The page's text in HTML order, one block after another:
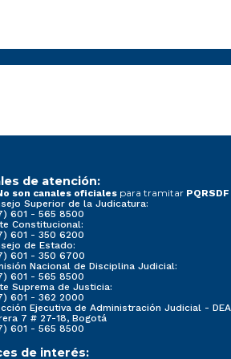
de atención:
son canales oficiales para tramitar PQRSDF
Superior de la Judicatura:
601 - 565 8500
Constitucional:
601 - 350 6200
de Estado:
601 - 350 6700
Nacional de Disciplina Judicial:
601 - 565 8500
Suprema de Justicia:
601 - 362 2000
Ejecutiva de Administración Judicial -
7 # 27-18, Bogotá
601 - 565 8500
de interés: